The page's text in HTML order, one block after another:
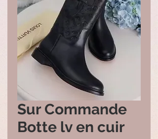
Sur Commande
Botte lv en cuir